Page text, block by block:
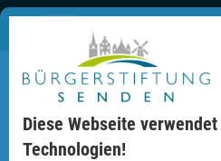
Diese Webseite
Technologien!